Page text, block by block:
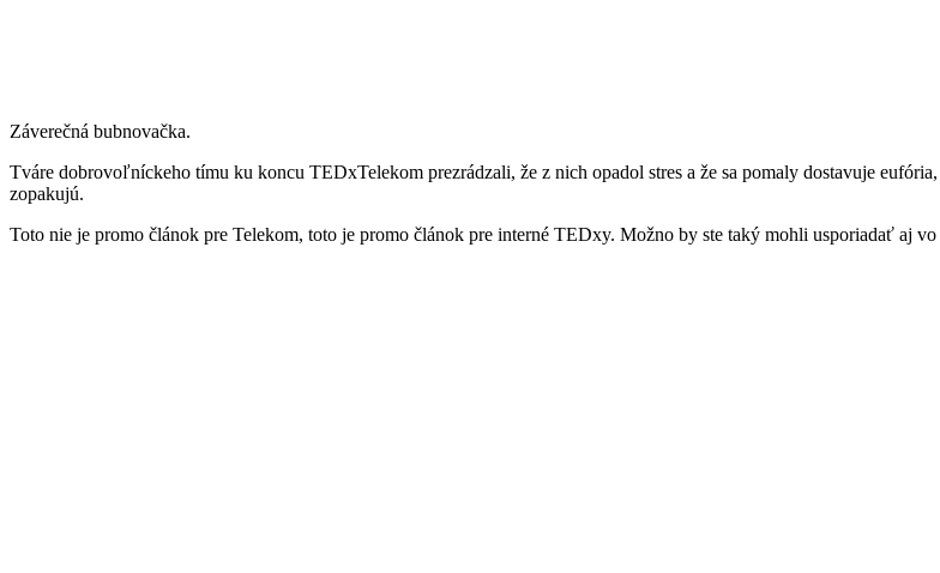
Záverečná bubnovačka.
Tváre dobrovoľníckeho tímu ku koncu TEDxTelekom prezrádzali, že z nich opadol stres a že sa pomaly dostavuje
zopakujú.
Toto nie je promo článok pre Telekom, toto je promo článok pre interné TEDxy. Možno by ste taký mohli usporiadať aj